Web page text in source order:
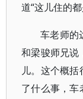
道“这儿住的都
车老师的
和梁骏师兄说
儿。这个概
了什么事，车